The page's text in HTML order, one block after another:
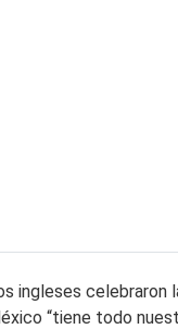
ingleses celebraron
“tiene todo